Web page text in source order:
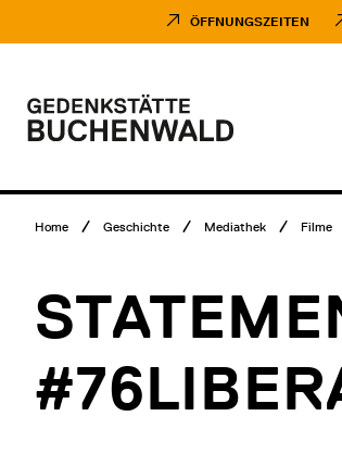
Inhalt
ÖFFNUNGSZEITEN
Hauptmenü
Logo
Gedenkstätte
Breadcrumb
Home Geschichte Mediathek Filme